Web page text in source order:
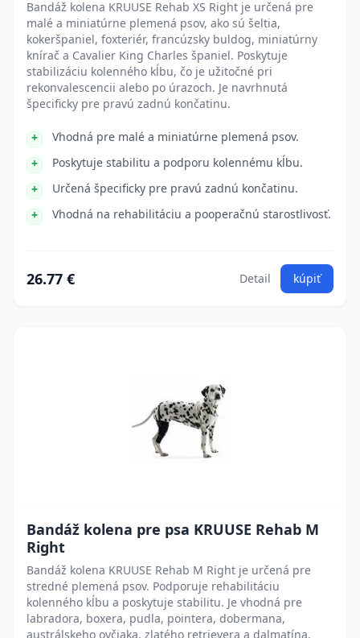
Bandáž kolena KRUUSE Rehab XS Right je určená pre
malé a miniatúrne plemená psov, ako sú šeltia,
kokeršpaniel, foxteriér, francúzsky buldog, miniatúrny
knírač a Cavalier King Charles španiel. Poskytuje
stabilizáciu kolenného kĺbu, čo je užitočné pri
rekonvalescencii alebo po úrazoch. Je navrhnutá
špecificky pre pravú zadnú končatinu.
Vhodná pre malé a miniatúrne plemená psov.
Poskytuje stabilitu a podporu kolennému kĺbu.
Určená špecificky pre pravú zadnú končatinu.
Vhodná na rehabilitáciu a pooperačnú starostlivosť.
26.77 € Detail kúpiť
Bandáž kolena pre psa KRUUSE Rehab M
Right
Bandáž kolena KRUUSE Rehab M Right je určená pre
stredné plemená psov. Podporuje rehabilitáciu
kolenného kĺbu a poskytuje stabilitu. Je vhodná pre
labradora, boxera, pudla, pointera, dobermana,
austrálskeho ovčiaka, zlatého retrievera a dalmatína.